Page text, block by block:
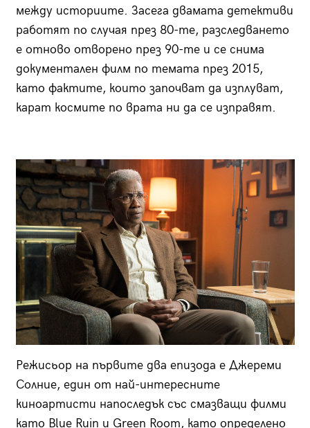
между историите. Засега двамата детективи
работят по случая през 80-те, разследването
е отново отворено през 90-те и се снима
документален филм по темата през 2015,
като фактите, които започват да изплуват,
карат космите по врата ни да се изправят.
Режисьор на първите два епизода е Джереми
Солние, един от най-интересните
киноартисти напоследък със смазващи филми
като Blue Ruin и Green Room, като определено